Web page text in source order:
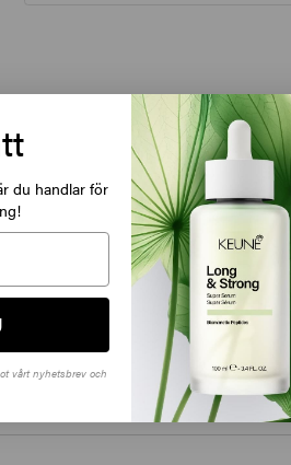
mitt livlösa hår mycket volym
lätt textur som håller upp! Doften...
Det
of
Klicka på Gå eller
🇺🇸 United
du handlar för
vårt nyhetsbrev och